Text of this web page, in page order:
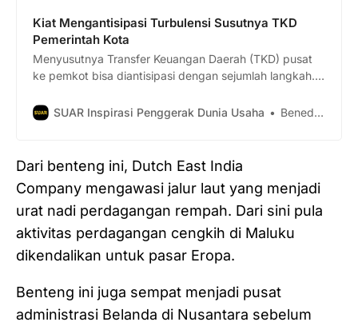
Kiat Mengantisipasi Turbulensi Susutnya TKD
Pemerintah Kota
Menyusutnya Transfer Keuangan Daerah (TKD) pusat
ke pemkot bisa diantisipasi dengan sejumlah langkah.
SUAR Inspirasi Penggerak Dunia Usaha
Benediktus Krisna Yogatama
Dari benteng ini, Dutch East India
Company mengawasi jalur laut yang menjadi
urat nadi perdagangan rempah. Dari sini pula
aktivitas perdagangan cengkih di Maluku
dikendalikan untuk pasar Eropa.
Benteng ini juga sempat menjadi pusat
administrasi Belanda di Nusantara sebelum